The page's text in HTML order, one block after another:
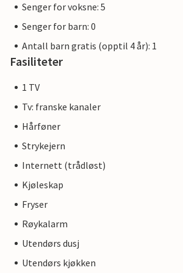
Senger for voksne: 5
Senger for barn: 0
Antall barn gratis (opptil 4 år): 1
Fasiliteter
1 TV
Tv: franske kanaler
Hårføner
Strykejern
Internett (trådløst)
Kjøleskap
Fryser
Røykalarm
Utendørs dusj
Utendørs kjøkken